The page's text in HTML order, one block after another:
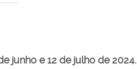
junho e 12 de julho de 2024.